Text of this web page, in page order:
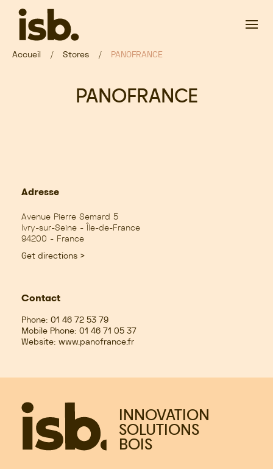
Passer au contenu principal
Accueil Stores PANOFRANCE
PANOFRANCE
Adresse
Avenue Pierre Semard 5
Ivry-sur-Seine - Île-de-France
94200 - France
Get directions >
Contact
Phone: 01 46 72 53 79
Mobile Phone: 01 46 71 05 37
Website: www.panofrance.fr
INNOVATION
SOLUTIONS
BOIS